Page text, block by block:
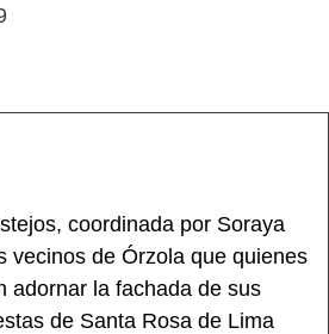
coordinada por Soraya
vecinos de Órzola que quienes
adornar la fachada de sus
de Santa Rosa de Lima